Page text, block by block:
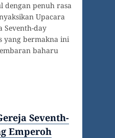
dengan penuh rasa
Upacara
Seventh-day
yang bermakna ini
baharu
Seventh-
Emperoh